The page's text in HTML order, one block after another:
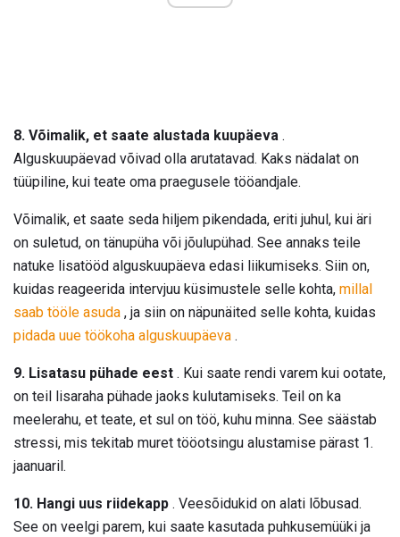
8. Võimalik, et saate alustada kuupäeva .
Alguskuupäevad võivad olla arutatavad. Kaks nädalat on
tüüpiline, kui teate oma praegusele tööandjale.
Võimalik, et saate seda hiljem pikendada, eriti juhul, kui äri
on suletud, on tänupüha või jõulupühad. See annaks teile
natuke lisatööd alguskuupäeva edasi liikumiseks. Siin on,
kuidas reageerida intervjuu küsimustele selle kohta, millal
saab tööle asuda , ja siin on näpunäited selle kohta, kuidas
pidada uue töökoha alguskuupäeva .
9. Lisatasu pühade eest . Kui saate rendi varem kui ootate,
on teil lisaraha pühade jaoks kulutamiseks. Teil on ka
meelerahu, et teate, et sul on töö, kuhu minna. See säästab
stressi, mis tekitab muret tööotsingu alustamise pärast 1.
jaanuaril.
10. Hangi uus riidekapp . Veesõidukid on alati lõbusad.
See on veelgi parem, kui saate kasutada puhkusemüüki ja